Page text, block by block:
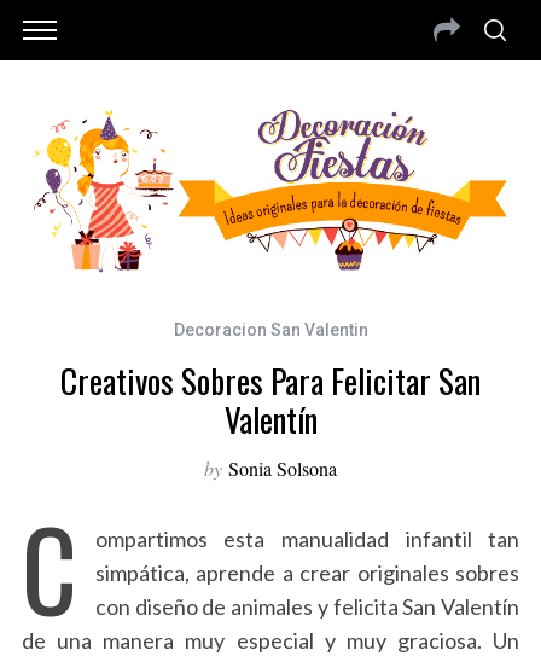
Decoracion San Valentin
Creativos Sobres Para Felicitar San
Valentín
by Sonia Solsona
C
ompartimos esta manualidad infantil tan
simpática, aprende a crear originales sobres
con diseño de animales y felicita San Valentín
de una manera muy especial y muy graciosa. Un